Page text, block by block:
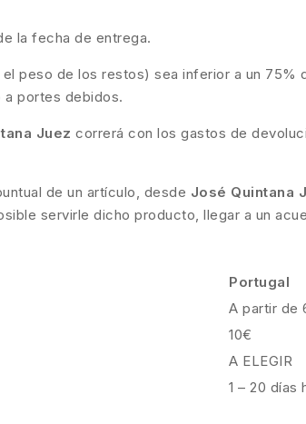
la fecha de entrega.
peso de los restos) sea inferior a un 75%
a portes debidos.
Juez correrá con los gastos de
de un artículo, desde José Quintana
servirle dicho producto, llegar a un
Portugal
A partir de
10€
A ELEGIR
1 – 20 días